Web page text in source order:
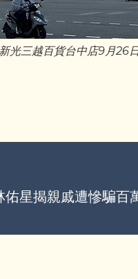
光三越百貨台中店9月26
佑星揭親戚遭慘騙